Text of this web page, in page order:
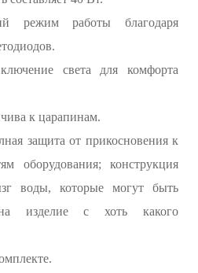
режим работы благодаря
света для комфорта
к царапинам.
защита от прикосновения к
оборудования; конструкция
воды, которые могут быть
изделие с хоть какого